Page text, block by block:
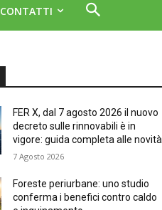
CONTATTI
FER X, dal 7 agosto 2026 il nuovo
decreto sulle rinnovabili è in
vigore: guida completa alle novità
7 Agosto 2026
Foreste periurbane: uno studio
conferma i benefici contro caldo